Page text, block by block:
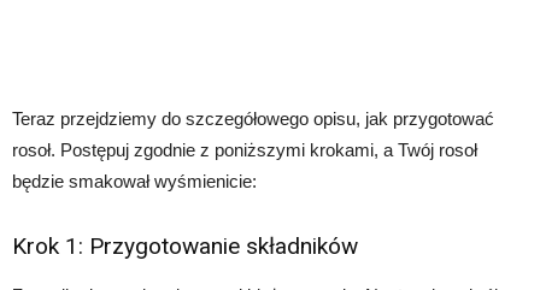
Teraz przejdziemy do szczegółowego opisu, jak przygotować
rosoł. Postępuj zgodnie z poniższymi krokami, a Twój rosoł
będzie smakował wyśmienicie:
Krok 1: Przygotowanie składników